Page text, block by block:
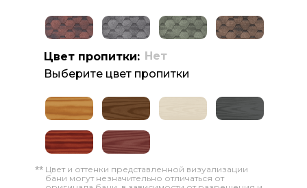
**
Нет
Цвет пропитки:
Цвет и оттенки представленной визуализации
бани могут незначительно отличаться от
Выберите цвет пропитки